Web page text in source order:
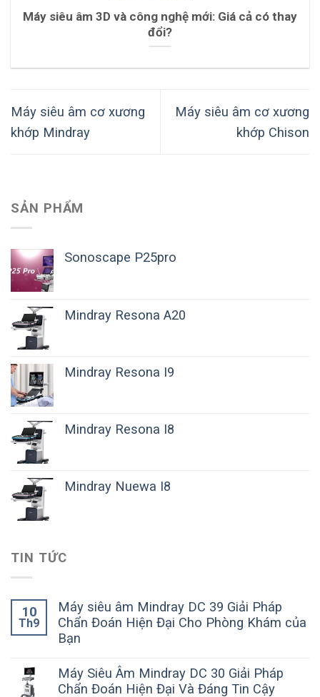
Máy siêu âm 3D và công nghệ mới: Giá cả có thay
đổi?
Máy siêu âm cơ xương
khớp Mindray
Máy siêu âm cơ xương
khớp Chison
SẢN PHẨM
Sonoscape P25pro
Mindray Resona A20
Mindray Resona I9
Mindray Resona I8
Mindray Nuewa I8
TIN TỨC
10
Th9
Máy siêu âm Mindray DC 39 Giải Pháp
Chẩn Đoán Hiện Đại Cho Phòng Khám của
Bạn
Máy Siêu Âm Mindray DC 30 Giải Pháp
Chẩn Đoán Hiện Đại Và Đáng Tin Cậy